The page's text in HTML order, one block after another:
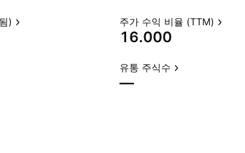
) 주가 수익 비율 (TTM)
16.000
유통 주식수
—